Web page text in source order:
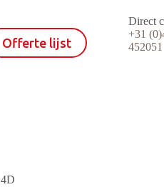
Offerte lijst
Direct
+31
452051